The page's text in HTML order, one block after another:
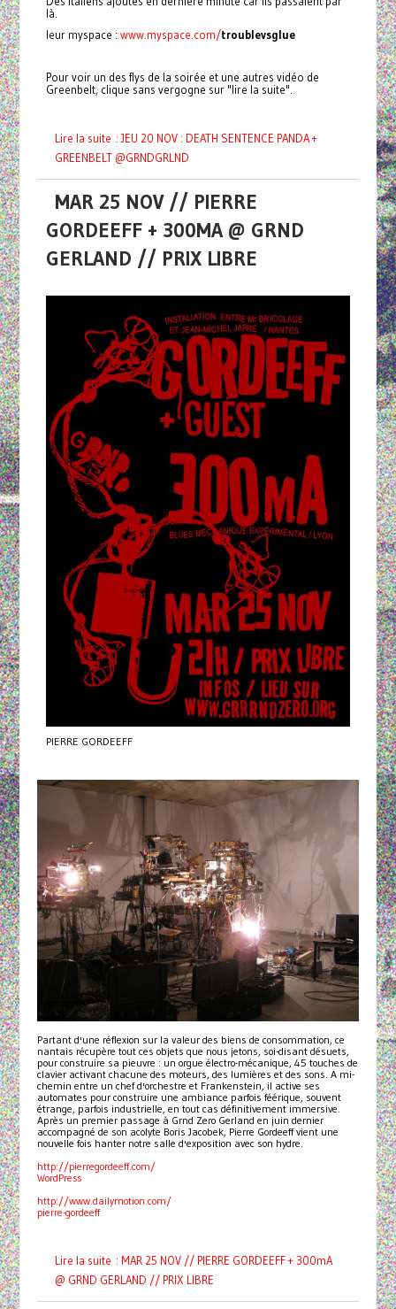
là.
leur myspace : www.myspace.com/troublevsglue
Pour voir un des flys de la soirée et une autres vidéo de
Greenbelt, clique sans vergogne sur "lire la suite".
Lire la suite : JEU 20 NOV : DEATH SENTENCE PANDA +
GREENBELT @GRNDGRLND
MAR 25 NOV // PIERRE
GORDEEFF + 300MA @ GRND
GERLAND // PRIX LIBRE
PIERRE GORDEEFF
Partant d'une réflexion sur la valeur des biens de consommation, ce
nantais récupère tout ces objets que nous jetons, soi-disant désuets,
pour construire sa pieuvre : un orgue électro-mécanique, 45 touches de
clavier activant chacune des moteurs, des lumières et des sons. A mi-
chemin entre un chef d'orchestre et Frankenstein, il active ses
automates pour construire une ambiance parfois féérique, souvent
étrange, parfois industrielle, en tout cas définitivement immersive.
Après un premier passage à Grnd Zero Gerland en juin dernier
accompagné de son acolyte Boris Jacobek, Pierre Gordeeff vient une
nouvelle fois hanter notre salle d'exposition avec son hydre.
http://pierregordeeff.com/
WordPress
http://www.dailymotion.com/
pierre-gordeeff
Lire la suite : MAR 25 NOV // PIERRE GORDEEFF + 300mA
@ GRND GERLAND // PRIX LIBRE